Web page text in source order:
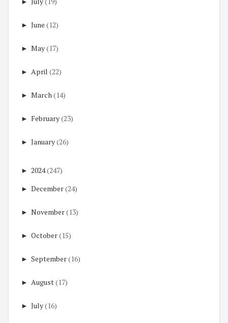
► June (12)
► May(17)
► April (22)
► March (14)
► February(23)
► January(26)
► 2024(247)
► December(24)
► November(13)
► October(15)
► September(16)
► August(17)
► July(16)